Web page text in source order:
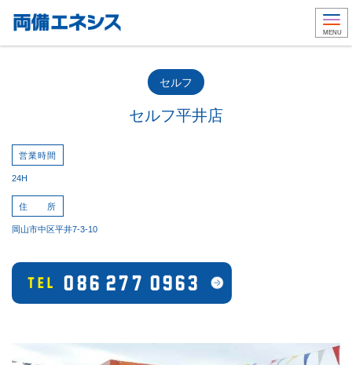
MENU
セルフ
セルフ平井店
営業時間
24H
住 所
岡山市中区平井7-3-10
TEL 086-277-0963